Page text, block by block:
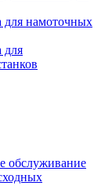
для намоточных
для
обслуживание